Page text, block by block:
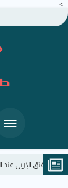
-->
الإربي عند